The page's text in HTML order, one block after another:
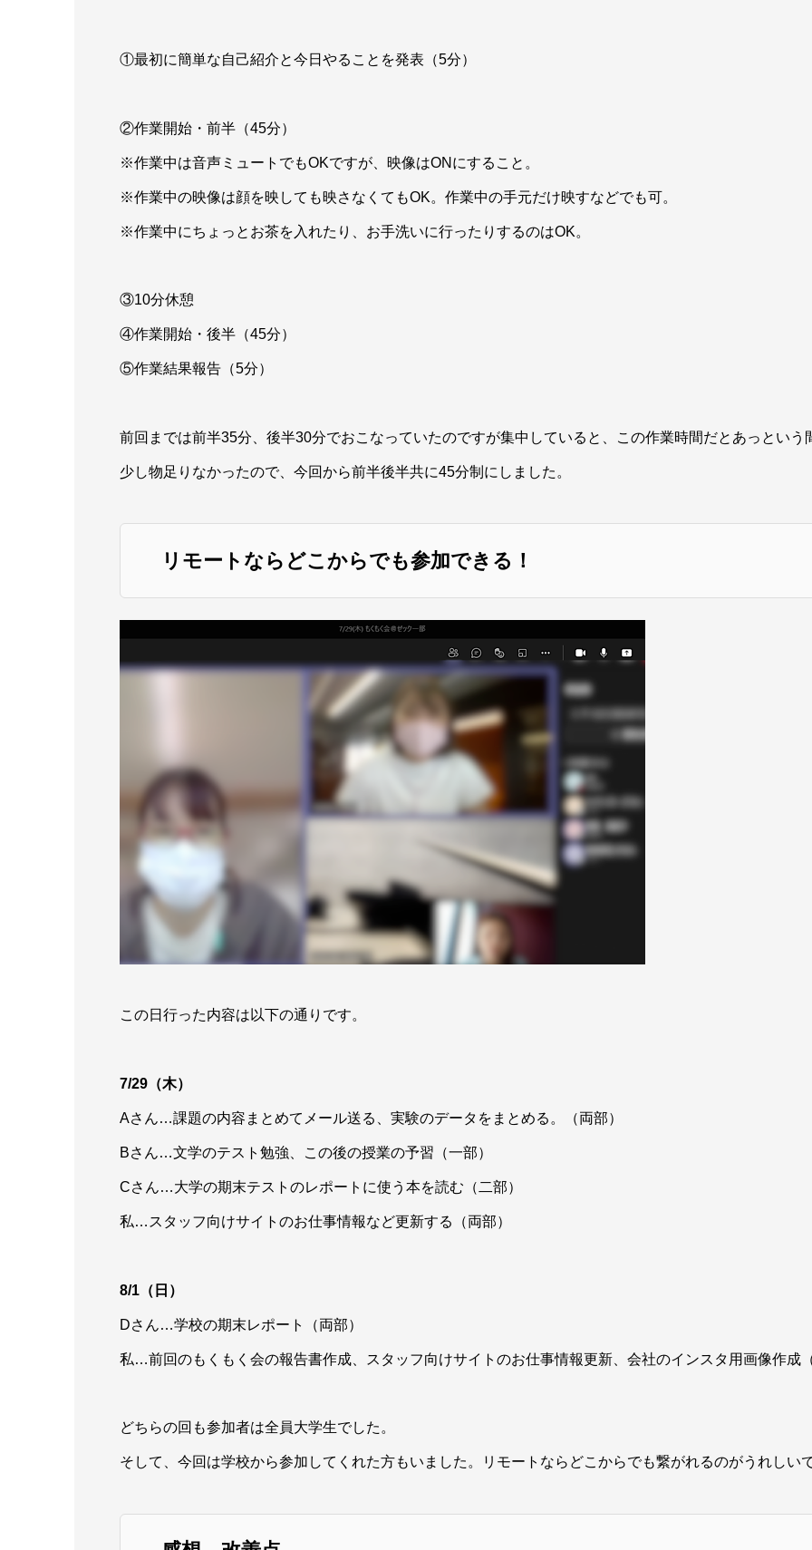
①最初に簡単な自己紹介と今日やることを発表（5分）
②作業開始・前半（45分）
※作業中は音声ミュートでもOKですが、映像はONにすること。
※作業中の映像は顔を映しても映さなくてもOK。作業中の手元だけ映すなどでも可。
※作業中にちょっとお茶を入れたり、お手洗いに行ったりするのはOK。
③10分休憩
④作業開始・後半（45分）
⑤作業結果報告（5分）
前回までは前半35分、後半30分でおこなっていたのですが集中していると、この作業時間だとあっという
少し物足りなかったので、今回から前半後半共に45分制にしました。
リモートならどこからでも参加できる！
この日行った内容は以下の通りです。
7/29（木）
Aさん…課題の内容まとめてメール送る、実験のデータをまとめる。（両部）
Bさん…文学のテスト勉強、この後の授業の予習（一部）
Cさん…大学の期末テストのレポートに使う本を読む（二部）
私…スタッフ向けサイトのお仕事情報など更新する（両部）
8/1（日）
Dさん…学校の期末レポート（両部）
私…前回のもくもく会の報告書作成、スタッフ向けサイトのお仕事情報更新、会社のインスタ用画像作成（
どちらの回も参加者は全員大学生でした。
そして、今回は学校から参加してくれた方もいました。リモートならどこからでも繋がれるのがうれしいで